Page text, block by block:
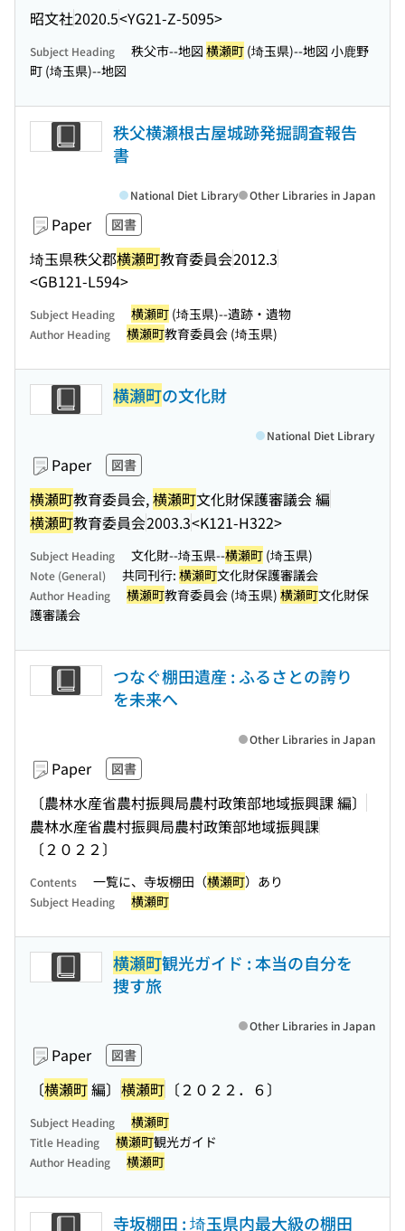
昭文社2020.5<YG21-Z-5095>
Subject Heading 秩父市--地図 横瀬町 (埼玉県)--地図 小鹿野
町 (埼玉県)--地図
秩父横瀬根古屋城跡発掘調査報告
書
Paper 図書
埼玉県秩父郡横瀬町教育委員会2012.3
<GB121-L594>
National Diet Library Other Libraries in Japan
Subject Heading 横瀬町 (埼玉県)--遺跡・遺物
Author Heading 横瀬町教育委員会 (埼玉県)
横瀬町の文化財
Paper 図書
横瀬町教育委員会,横瀬町文化財保護審議会 編
横瀬町教育委員会2003.3<K121-H322>
National Diet Library
Subject Heading 文化財--埼玉県--横瀬町 (埼玉県)
Note (General) 共同刊行: 横瀬町文化財保護審議会
Author Heading 横瀬町教育委員会 (埼玉県) 横瀬町文化財保
護審議会
つなぐ棚田遺産 : ふるさとの誇り
を未来へ
Paper 図書
〔農林水産省農村振興局農村政策部地域振興課 編〕
農林水産省農村振興局農村政策部地域振興課
〔２０２２〕
Other Libraries in Japan
Contents 一覧に、寺坂棚田（横瀬町）あり
Subject Heading 横瀬町
横瀬町観光ガイド : 本当の自分を
捜す旅
Paper 図書
〔横瀬町編〕 横瀬町 〔２０２２．６〕
Other Libraries in Japan
Subject Heading 横瀬町
Title Heading 横瀬町観光ガイド
Author Heading 横瀬町
寺坂棚田 : 埼玉県内最大級の棚田